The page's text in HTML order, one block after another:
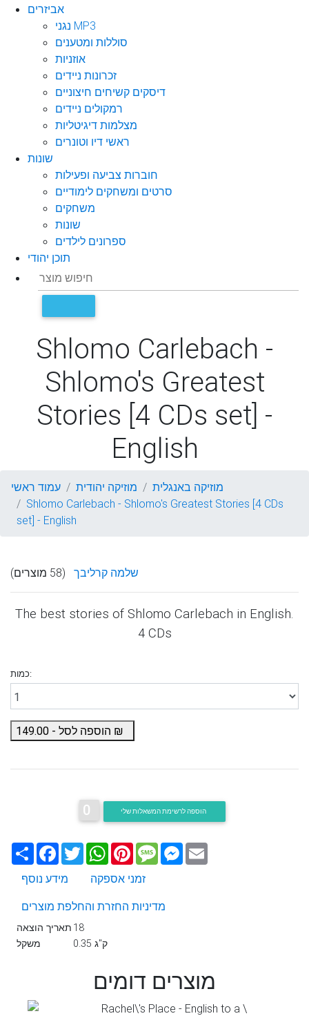
אביזרים
נגני MP3
סוללות ומטענים
אוזניות
זכרונות ניידים
דיסקים קשיחים חיצוניים
רמקולים ניידים
מצלמות דיגיטליות
ראשי דיו וטונרים
שונות
חוברות צביעה ופעילות
סרטים ומשחקים לימודיים
משחקים
שונות
ספרונים לילדים
תוכן יהודי
Shlomo Carlebach -
Shlomo's Greatest
Stories [4 CDs set] -
English
עמוד ראשי מוזיקה יהודית
מוזיקה באנגלית
Shlomo Carlebach - Shlomo's Greatest Stories [4 CDs
set] - English
שלמה קרליבך (58 מוצרים)
The best stories of Shlomo Carlebach in English.
4 CDs
כמות:
הוספה לסל - 149.00
0
שתף Facebook
TwitterWhatsApp
PinterestMessageMessenger
מידע נוסף
זמני אספקה
מדיניות החזרת והחלפת מוצרים
תאריך הוצאה 18
משקל
0.35 ק"ג
מוצרים דומים